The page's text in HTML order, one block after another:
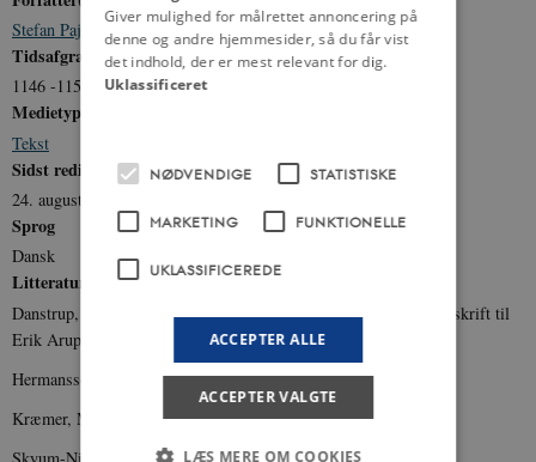
Stefan Pajung
Tidsafgrænsning
1146 -1157
Medietype
Tekst
Sidst redigeret
24. august 2012
Sprog
Dansk
Litteratur
Danstrup, John: Træk af den politiske kamp 1131-1182, fra Festskrift til
Erik Arup den 22. november 1946, Kbh. (1946).
Hermansson, Lars: Släkt, vänner och makt (2000).
Kræmer, Michael: Den hvide klan (1999).
Skyum-Nielsen, Niels: Kvinde og Slave (1971).
Giver mulighed for målrettet annoncering på
denne og andre hjemmesider, så du får vist
det indhold, der er mest relevant for dig.
Uklassificeret
NØDVENDIGE STATISTISKE
MARKETING FUNKTIONELLE
UKLASSIFICEREDE
ACCEPTER ALLE
ACCEPTER VALGTE
LÆS MERE OM COOKIES